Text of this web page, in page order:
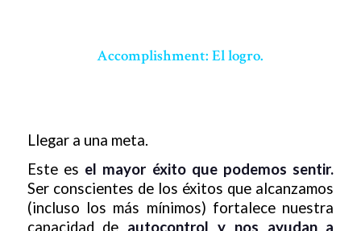
Accomplishment: El logro.
Llegar a una meta.
Este es el mayor éxito que podemos sentir.
Ser conscientes de los éxitos que alcanzamos
(incluso los más mínimos) fortalece nuestra
capacidad de autocontrol y nos ayudan a